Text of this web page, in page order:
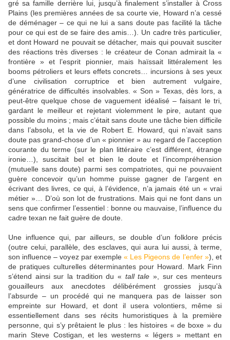
gré sa famille derrière lui, jusqu’à finalement s’installer à Cross
Plains (les premières années de sa courte vie, Howard n’a cessé
de déménager – ce qui ne lui a sans doute pas facilité la tâche
pour ce qui est de se faire des amis…). Un cadre très particulier,
et dont Howard ne pouvait se détacher, mais qui pouvait susciter
des réactions très diverses : le créateur de Conan admirait la «
frontière » et l’esprit pionnier, mais haïssait littéralement les
booms pétroliers et leurs effets concrets… incursions à ses yeux
d’une civilisation corruptrice et bien autrement vulgaire,
génératrice de difficultés insolvables. « Son » Texas, dès lors, a
peut-être quelque chose de vaguement idéalisé – faisant le tri,
gardant le meilleur et rejetant violemment le pire, autant que
possible du moins ; mais c’était sans doute une tâche bien difficile
dans l’absolu, et la vie de Robert E. Howard, qui n’avait sans
doute pas grand-chose d’un « pionnier » au regard de l’acception
courante du terme (sur le plan littéraire c’est différent, étrange
ironie…), suscitait bel et bien le doute et l’incompréhension
(mutuelle sans doute) parmi ses compatriotes, qui ne pouvaient
guère concevoir qu’un homme puisse gagner de l’argent en
écrivant des livres, ce qui, à l’évidence, n’a jamais été un « vrai
métier »… D’où son lot de frustrations. Mais qui ne font dans un
sens que confirmer l’essentiel : bonne ou mauvaise, l’influence du
cadre texan ne fait guère de doute.
Une influence qui, par ailleurs, se double d’un folklore précis
(outre celui, parallèle, des esclaves, qui aura lui aussi, à terme,
son influence – voyez par exemple « Les Pigeons de l’enfer »), et
de pratiques culturelles déterminantes pour Howard. Mark Finn
s’étend ainsi sur la tradition du « tall tale », sur ces menteurs
gouailleurs aux anecdotes délibérément grossies jusqu’à
l’absurde – un procédé qui ne manquera pas de laisser son
empreinte sur Howard, et dont il usera volontiers, même si
essentiellement dans ses récits humoristiques à la première
personne, qui s’y prêtaient le plus : les histoires « de boxe » du
marin Steve Costigan, et les westerns « légers » mettant en